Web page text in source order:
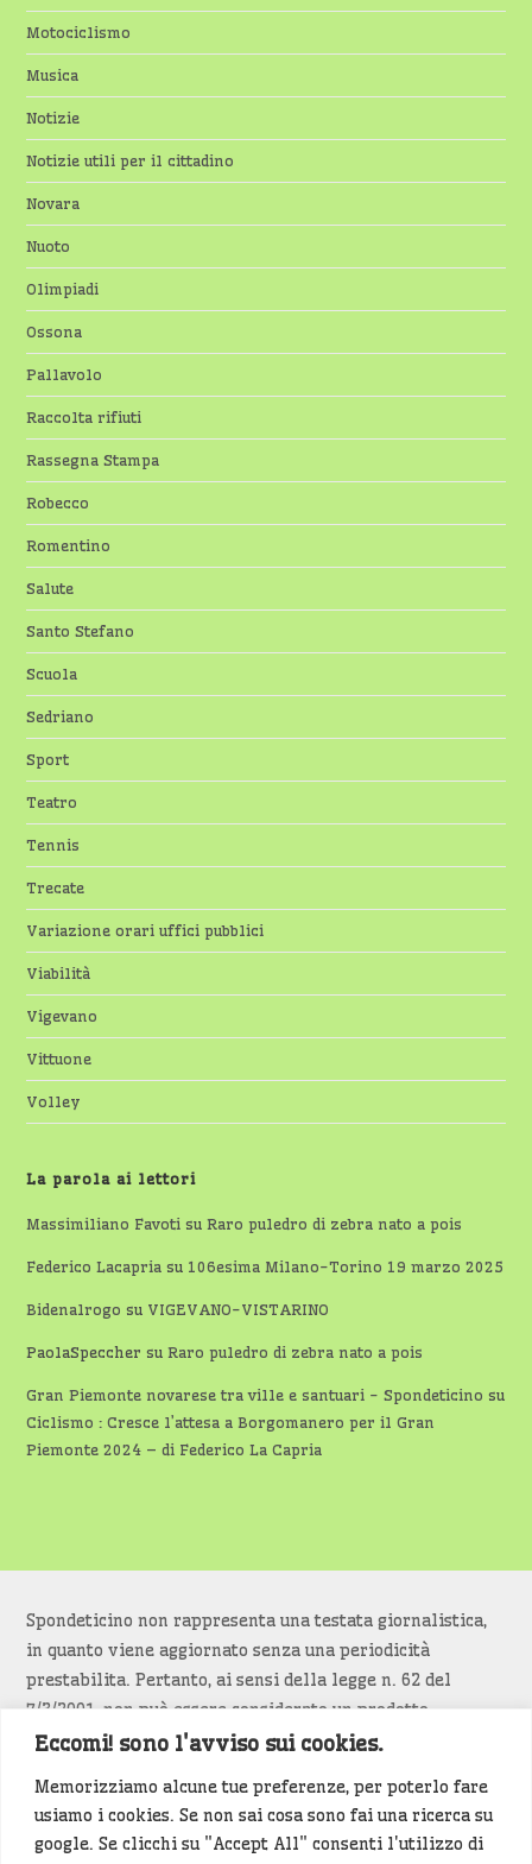
Eccomi! sono l'avviso sui cookies.
Memorizziamo alcune tue preferenze, per poterlo fare
usiamo i cookies. Se non sai cosa sono fai una ricerca su
google. Se clicchi su "Accept All" consenti l'utilizzo di
Motociclismo
Musica
Notizie
Notizie utili per il cittadino
Novara
Nuoto
Olimpiadi
Ossona
Pallavolo
Raccolta rifiuti
Rassegna Stampa
Robecco
Romentino
Salute
Santo Stefano
Scuola
Sedriano
Sport
Teatro
Tennis
Trecate
Variazione orari uffici pubblici
Viabilità
Vigevano
Vittuone
Volley
La parola ai lettori
Massimiliano Favoti suRaro puledro di zebra nato a pois
Federico Lacapria su 106esima Milano-Torino 19 marzo 2025
Bidenalrogo su VIGEVANO-VISTARINO
PaolaSpeccher suRaro puledro di zebra nato a pois
Gran Piemonte novarese tra ville e santuari - Spondeticino su
Ciclismo : Cresce l’attesa a Borgomanero per il Gran
Piemonte 2024 – di Federico La Capria
Spondeticino non rappresenta una testata giornalistica,
in quanto viene aggiornato senza una periodicità
prestabilita. Pertanto, ai sensi della legge n. 62 del
7/3/2001, non può essere considerato un prodotto
editoriale.
Siamo attenti a non violare copyright e diritti
d’immagine. Se un contenuto è di tua proprietà e vuoi
richiederne la rimozionediccelo(<- clicca per inviarci un